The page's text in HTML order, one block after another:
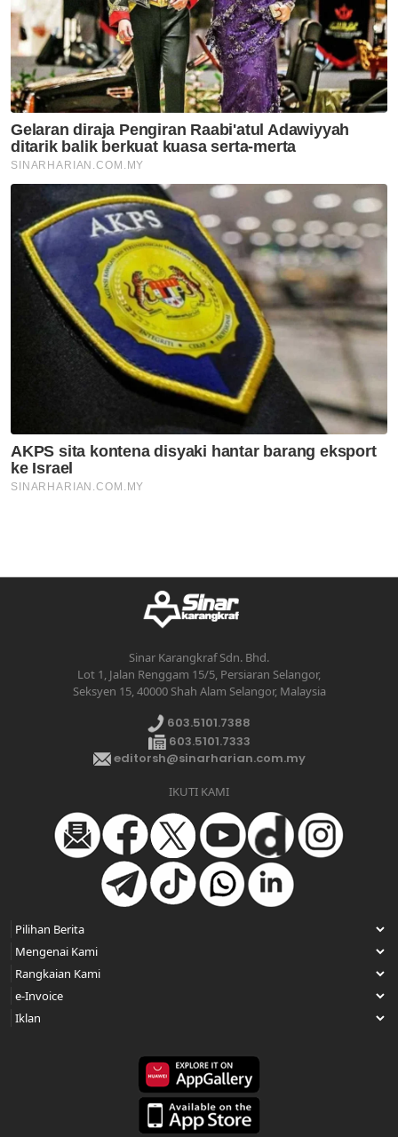
Sinar Karangkraf Sdn. Bhd.
Lot 1, Jalan Renggam 15/5, Persiaran Selangor,
Seksyen 15, 40000 Shah Alam Selangor, Malaysia
603.5101.7388
603.5101.7333
editorsh@sinarharian.com.my
IKUTI KAMI